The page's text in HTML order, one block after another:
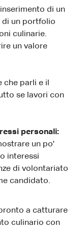
di un
di un portfolio
culinarie.
un valore
che parli e il
se lavori con
personali:
un po'
interessi
di volontariato
candidato.
a catturare
culinario con